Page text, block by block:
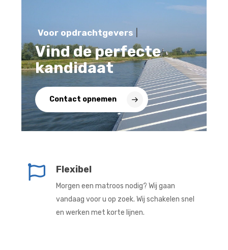
Voor opdrachtgevers
Vind de perfecte
kandidaat
Contact opnemen
Flexibel
Morgen een matroos nodig? Wij gaan
vandaag voor u op zoek. Wij schakelen snel
en werken met korte lijnen.